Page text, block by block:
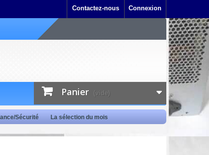
Connexion
Contactez-nous
Panier (vide)
Sécurité La sélection du mois